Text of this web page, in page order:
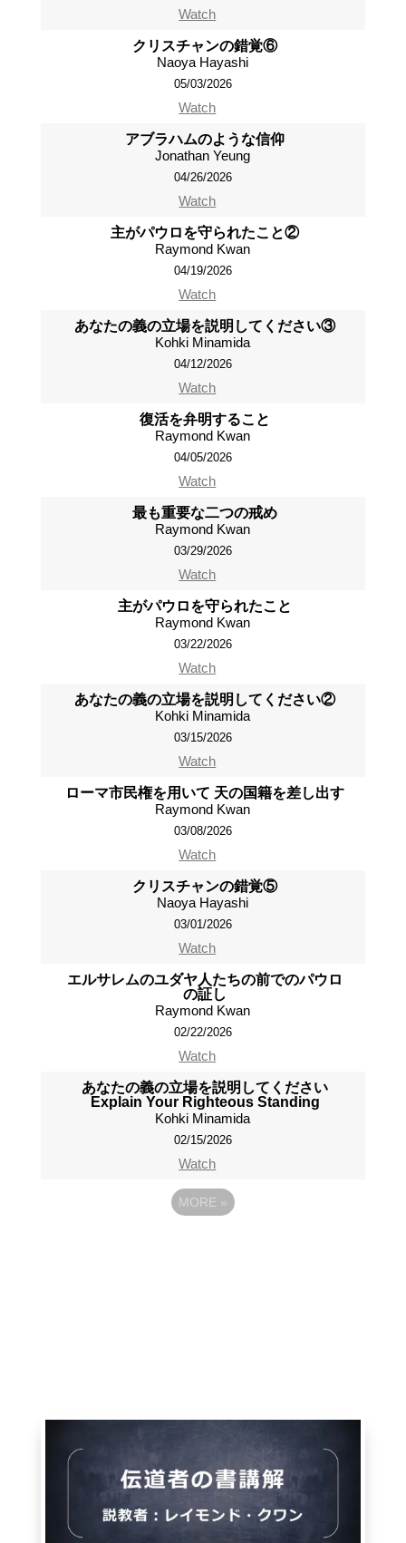
Watch
クリスチャンの錯覚⑥
Naoya Hayashi
05/03/2026
Watch
アブラハムのような信仰
Jonathan Yeung
04/26/2026
Watch
主がパウロを守られたこと②
Raymond Kwan
04/19/2026
Watch
あなたの義の立場を説明してください③
Kohki Minamida
04/12/2026
Watch
復活を弁明すること
Raymond Kwan
04/05/2026
Watch
最も重要な二つの戒め
Raymond Kwan
03/29/2026
Watch
主がパウロを守られたこと
Raymond Kwan
03/22/2026
Watch
あなたの義の立場を説明してください②
Kohki Minamida
03/15/2026
Watch
ローマ市民権を用いて 天の国籍を差し出す
Raymond Kwan
03/08/2026
Watch
クリスチャンの錯覚⑤
Naoya Hayashi
03/01/2026
Watch
エルサレムのユダヤ人たちの前でのパウロ
の証し
Raymond Kwan
02/22/2026
Watch
あなたの義の立場を説明してください
Explain Your Righteous Standing
Kohki Minamida
02/15/2026
Watch
MORE »